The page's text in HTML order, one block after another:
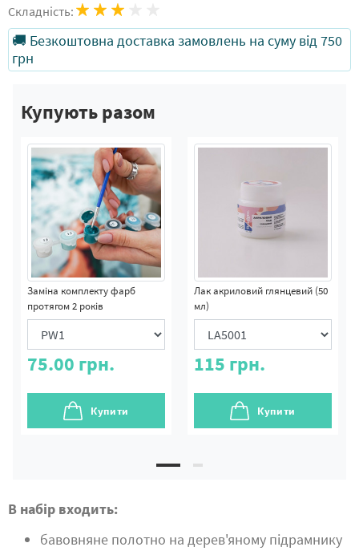
Складність:
🚚 Безкоштовна доставка замовлень на суму від 750
грн
Купують разом
Заміна комплекту фарб
протягом 2 років
75.00 грн.
Купити
Лак акриловий глянцевий (50
мл)
115 грн.
Купити
В набір входить:
бавовняне полотно на дерев'яному підрамнику